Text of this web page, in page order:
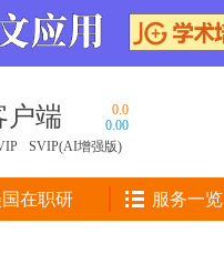
户端
0.0
0.00
SVIP(AI增强版)
国在职研 服务一览